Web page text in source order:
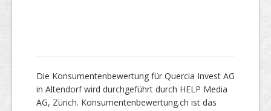
Die Konsumentenbewertung für Quercia Invest AG
in Altendorf wird durchgeführt durch HELP Media
AG, Zürich. Konsumentenbewertung.ch ist das